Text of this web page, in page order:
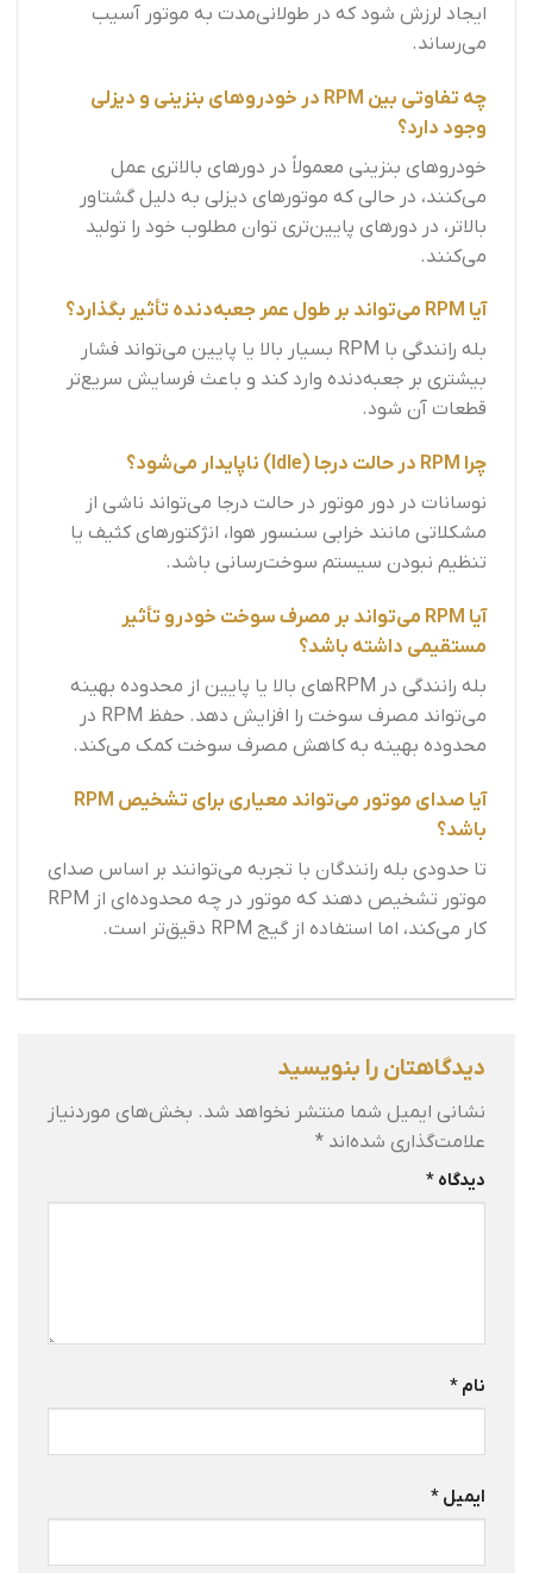
ایجاد لرزش شود که در طولانی‌مدت به موتور آسیب
می‌رساند.
چه تفاوتی بین RPM در خودروهای بنزینی و دیزلی
وجود دارد؟
خودروهای بنزینی معمولاً در دورهای بالاتری عمل
می‌کنند، در حالی که موتورهای دیزلی به دلیل گشتاور
بالاتر، در دورهای پایین‌تری توان مطلوب خود را تولید
می‌کنند.
آیا RPM می‌تواند بر طول عمر جعبه‌دنده تأثیر بگذارد؟
بله رانندگی با RPM بسیار بالا یا پایین می‌تواند فشار
بیشتری بر جعبه‌دنده وارد کند و باعث فرسایش سریع‌تر
قطعات آن شود.
چرا RPM در حالت درجا (Idle) ناپایدار می‌شود؟
نوسانات در دور موتور در حالت درجا می‌تواند ناشی از
مشکلاتی مانند خرابی سنسور هوا، انژکتورهای کثیف یا
تنظیم نبودن سیستم سوخت‌رسانی باشد.
آیا RPM می‌تواند بر مصرف سوخت خودرو تأثیر
مستقیمی داشته باشد؟
بله رانندگی در RPM‌های بالا یا پایین از محدوده بهینه
می‌تواند مصرف سوخت را افزایش دهد. حفظ RPM در
محدوده بهینه به کاهش مصرف سوخت کمک می‌کند.
آیا صدای موتور می‌تواند معیاری برای تشخیص RPM
باشد؟
تا حدودی بله رانندگان با تجربه می‌توانند بر اساس صدای
موتور تشخیص دهند که موتور در چه محدوده‌ای از RPM
کار می‌کند، اما استفاده از گیج RPM دقیق‌تر است.
دیدگاهتان را بنویسید
نشانی ایمیل شما منتشر نخواهد شد. بخش‌های موردنیاز
علامت‌گذاری شده‌اند *
دیدگاه *
نام *
ایمیل *